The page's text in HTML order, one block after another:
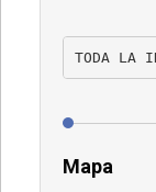
TODA LA
Mapa